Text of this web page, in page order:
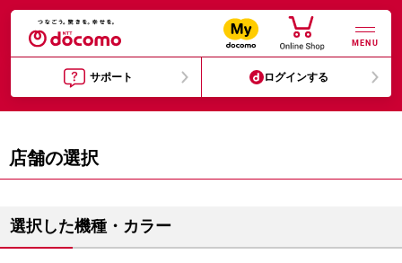
MENU
サポート ログインする
店舗の選択
選択した機種・カラー